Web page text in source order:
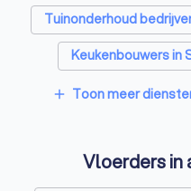
Tuinonderhoud
Keukenbouwers in
add Toon meer
Vloerders in